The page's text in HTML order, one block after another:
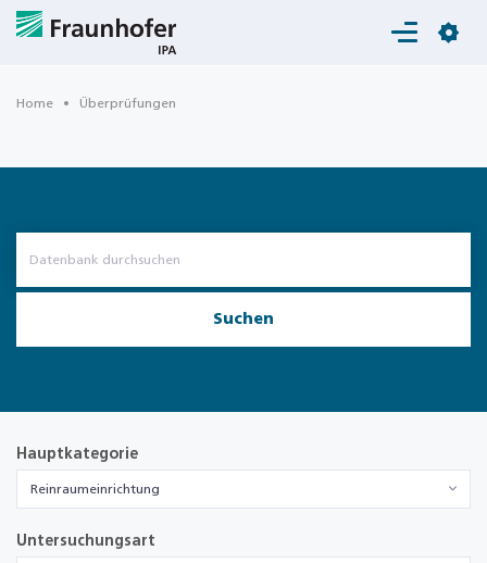
Login
Home Überprüfungen
Suchen
Hauptkategorie
Reinraumeinrichtung
Untersuchungsart